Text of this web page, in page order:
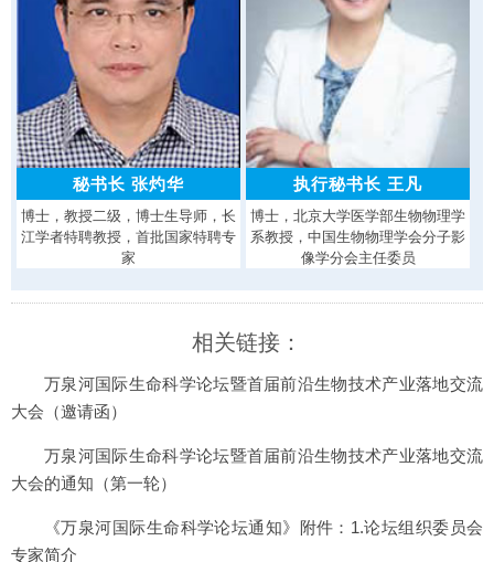
秘书长 张灼华
博士，教授二级，博士生导师，长
江学者特聘教授，首批国家特聘专
家
执行秘书长 王凡
博士，北京大学医学部生物物理学
系教授，中国生物物理学会分子影
像学分会主任委员
相关链接：
万泉河国际生命科学论坛暨首届前沿生物技术产业落地交流
大会（邀请函）
万泉河国际生命科学论坛暨首届前沿生物技术产业落地交流
大会的通知（第一轮）
《万泉河国际生命科学论坛通知》附件：1.论坛组织委员会
专家简介